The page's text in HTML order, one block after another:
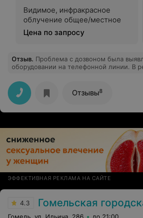
Видимое, инфракрасное
облучение общее/местное
Цена по запросу
Отзыв. Проблема с дозвоном была
оборудовании на телефонной линии. В
до регистратуры. Всё исправлено,
проверено. Проблема устранена.
Отзывы8
ЭФФЕКТИВНАЯ РЕКЛАМА НА САЙТЕ
4.3 Гомельская городская клиническая